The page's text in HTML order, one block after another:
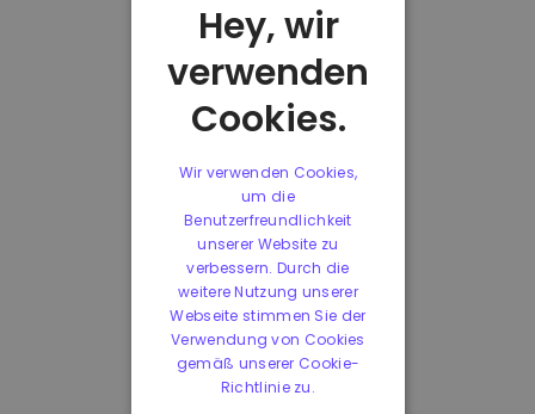
Hey, wir
verwenden
Cookies.
Wir verwenden Cookies,
um die
Benutzerfreundlichkeit
unserer Website zu
verbessern. Durch die
weitere Nutzung unserer
Webseite stimmen Sie der
Verwendung von Cookies
gemäß unserer Cookie-
Richtlinie zu.